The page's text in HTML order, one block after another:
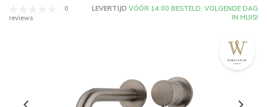
0
reviews
LEVERTIJD VÓÓR 14:00 BESTELD, VOLGENDE DAG
IN HUIS!